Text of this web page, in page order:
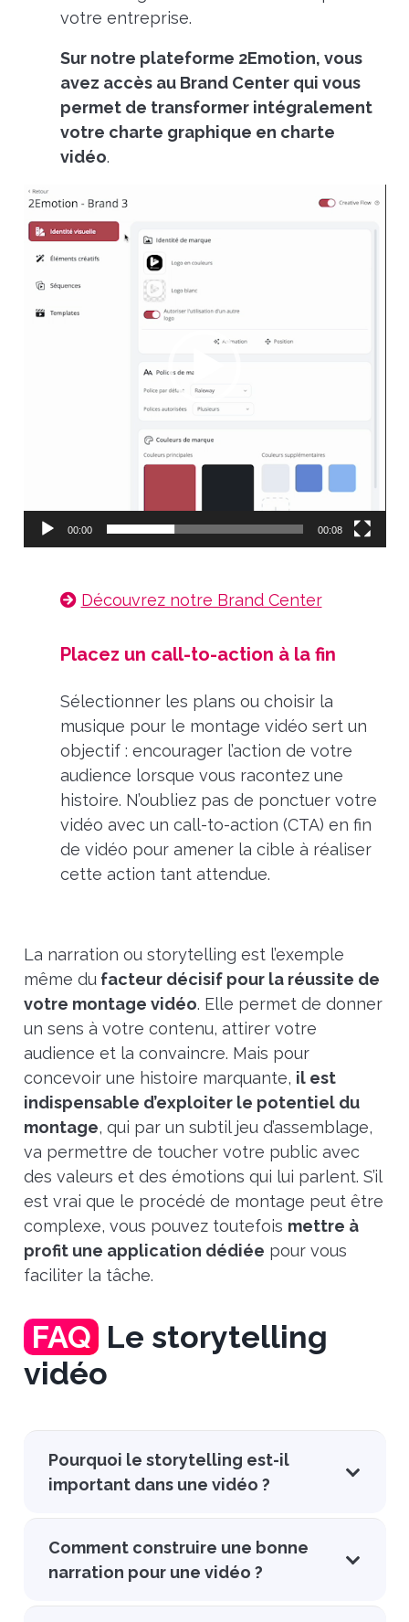
votre entreprise.
Sur notre plateforme 2Emotion, vous
avez accès au Brand Center qui vous
permet de transformer intégralement
votre charte graphique en charte
vidéo.
Lecteur
vidéo
00:00 00:08
Découvrez notre Brand Center
Placez un call-to-action à la fin
Sélectionner les plans ou choisir la
musique pour le montage vidéo sert un
objectif : encourager l’action de votre
audience lorsque vous racontez une
histoire. N’oubliez pas de ponctuer votre
vidéo avec un call-to-action (CTA) en fin
de vidéo pour amener la cible à réaliser
cette action tant attendue.
La narration ou storytelling est l’exemple
même dufacteur décisif pour la réussite de
votre montage vidéo. Elle permet de donner
un sens à votre contenu, attirer votre
audience et la convaincre. Mais pour
concevoir une histoire marquante, il est
indispensable d’exploiter le potentiel du
montage, qui par un subtil jeu d’assemblage,
va permettre de toucher votre public avec
des valeurs et des émotions qui lui parlent. S’il
est vrai que le procédé de montage peut être
complexe, vous pouvez toutefois mettre à
profit une application dédiée pour vous
faciliter la tâche.
FAQLe storytelling
vidéo
Pourquoi le storytelling est-il
important dans une vidéo ?
Comment construire une bonne
narration pour une vidéo ?